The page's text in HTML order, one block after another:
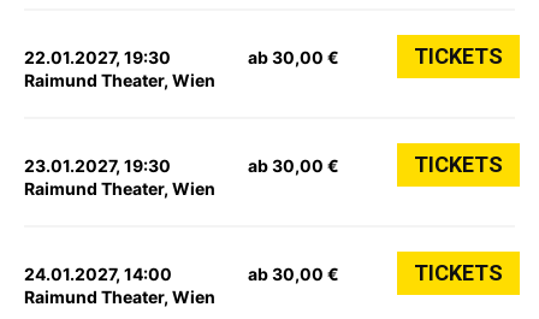
22.01.2027, 19:30
Raimund Theater, Wien
ab 30,00 € TICKETS
23.01.2027, 19:30
Raimund Theater, Wien
ab 30,00 € TICKETS
24.01.2027, 14:00
Raimund Theater, Wien
ab 30,00 € TICKETS